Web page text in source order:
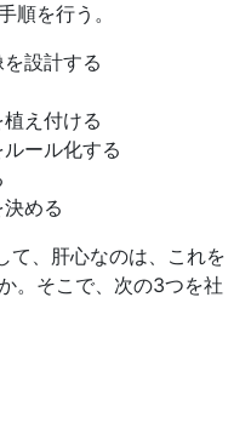
順を行う。
設計する
え付ける
ール化する
める
、肝心なのは、これを
。そこで、次の3つを社